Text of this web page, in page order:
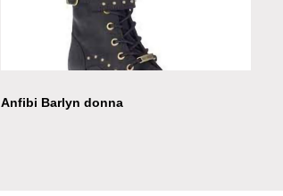
Anfibi Barlyn donna